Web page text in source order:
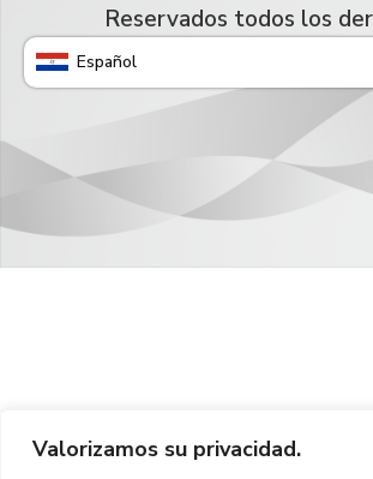
Valorizamos su privacidad.
Reservados todos los
Español